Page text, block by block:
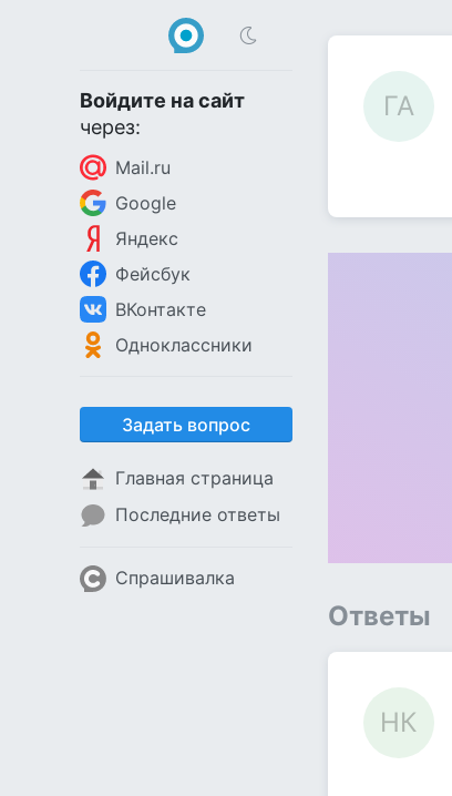
Войдите на сайт
через:
Mail.ru
Google
Яндекс
Фейсбук
ВКонтакте
Одноклассники
Задать вопрос
Главная страница
Последние ответы
Спрашивалка
ГА
Ответы
НК